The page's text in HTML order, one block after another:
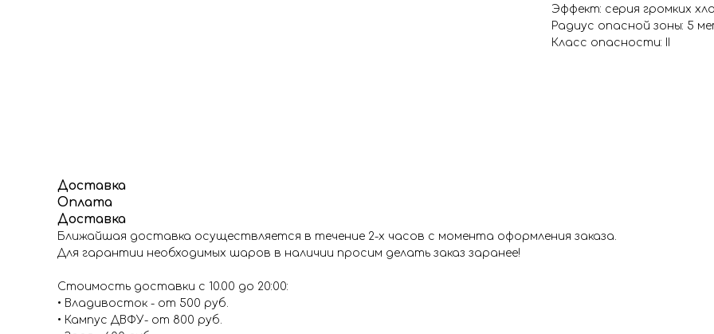
Эффект: серия громких
Радиус опасной зоны: 5
Класс опасности: II
Доставка
Оплата
Доставка
Ближайшая доставка осуществляется в течение 2-х часов с момента оформления заказа.
Для гарантии необходимых шаров в наличии просим делать заказ заранее!
Стоимость доставки с 10.00 до 20:00:
• Владивосток - от 500 руб.
• Кампус ДВФУ- от 800 руб.